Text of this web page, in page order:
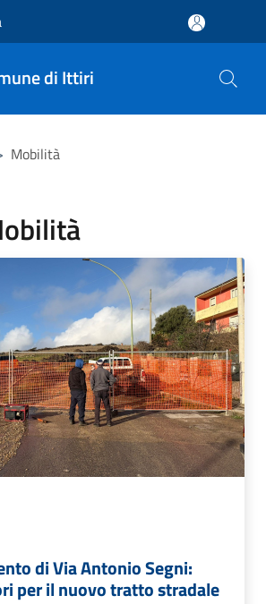
di Ittiri
Mobilità
di Via Antonio Segni:
per il nuovo tratto stradale